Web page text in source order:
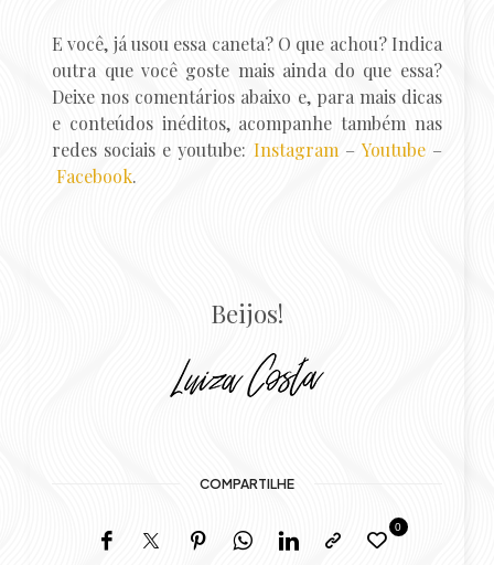
E você, já usou essa caneta? O que achou? Indica
outra que você goste mais ainda do que essa?
Deixe nos comentários abaixo e, para mais dicas
e conteúdos inéditos, acompanhe também nas
redes sociais e youtube: Instagram – Youtube–
Facebook.
Beijos!
COMPARTILHE
0